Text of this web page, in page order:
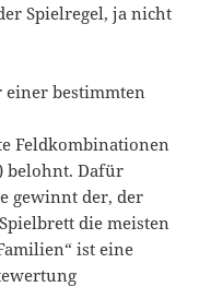
Spielregel, ja nicht
einer bestimmten
Feldkombinationen
belohnt. Dafür
gewinnt der, der
die meisten
ist eine